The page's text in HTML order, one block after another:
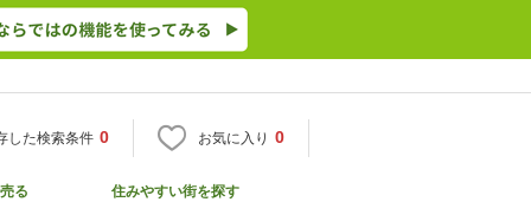
した検索条件 0 お気に入り 0
売る 住みやすい街を探す